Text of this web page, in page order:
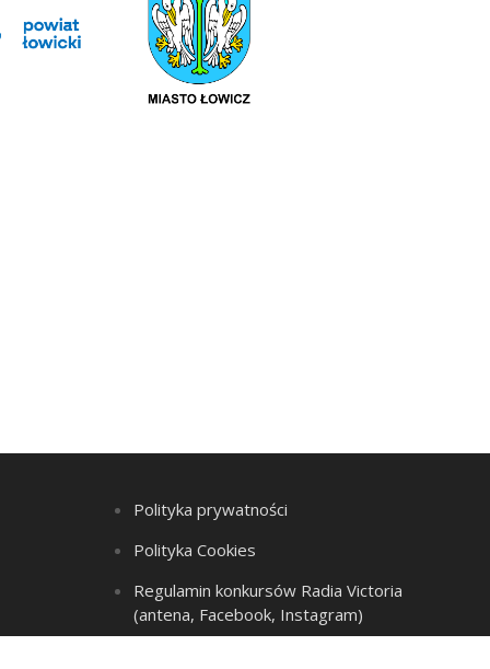
Polityka prywatności
Polityka Cookies
Regulamin konkursów Radia Victoria
(antena, Facebook, Instagram)